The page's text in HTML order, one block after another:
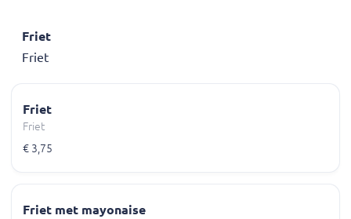
Friet
Friet
Friet
Friet
€ 3,75
Friet met mayonaise